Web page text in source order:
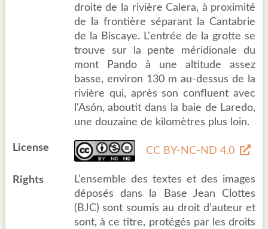
droite de la rivière Calera, à proximité
de la frontière séparant la Cantabrie
de la Biscaye. L'entrée de la grotte se
trouve sur la pente méridionale du
mont Pando à une altitude assez
basse, environ 130 m au-dessus de la
rivière qui, après son confluent avec
l'Asón, aboutit dans la baie de Laredo,
une douzaine de kilomètres plus loin.
License CC BY-NC-ND 4.0
Rights
L’ensemble des textes et des images
déposés dans la Base Jean Clottes
(BJC) sont soumis au droit d’auteur et
sont, à ce titre, protégés par les droits